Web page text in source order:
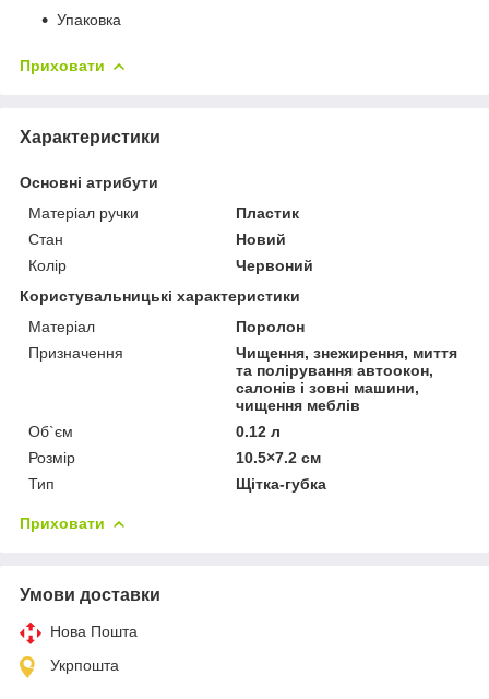
Упаковка
Приховати
Характеристики
Основні атрибути
Матеріал ручки
Пластик
Стан
Новий
Колір
Червоний
Користувальницькі характеристики
Матеріал
Поролон
Призначення
Чищення, знежирення, миття
та полірування автоокон,
салонів і зовні машини,
чищення меблів
Об`єм
0.12 л
Розмір
10.5×7.2 см
Тип
Щітка-губка
Приховати
Умови доставки
Нова Пошта
Укрпошта